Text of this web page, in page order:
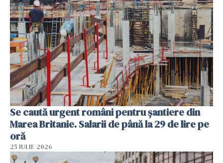
Se caută urgent români pentru șantiere din
Marea Britanie. Salarii de până la 29 de lire pe
oră
25 IULIE 2026